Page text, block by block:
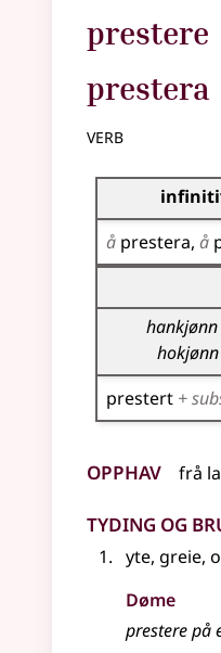
prestere
prestera
verb
å prestera å
hokjønn
prestert +
Opphav frå
Tyding og
yte, greie,
Døme
prestere på